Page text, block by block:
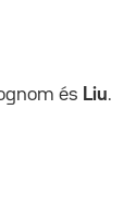
és Liu.